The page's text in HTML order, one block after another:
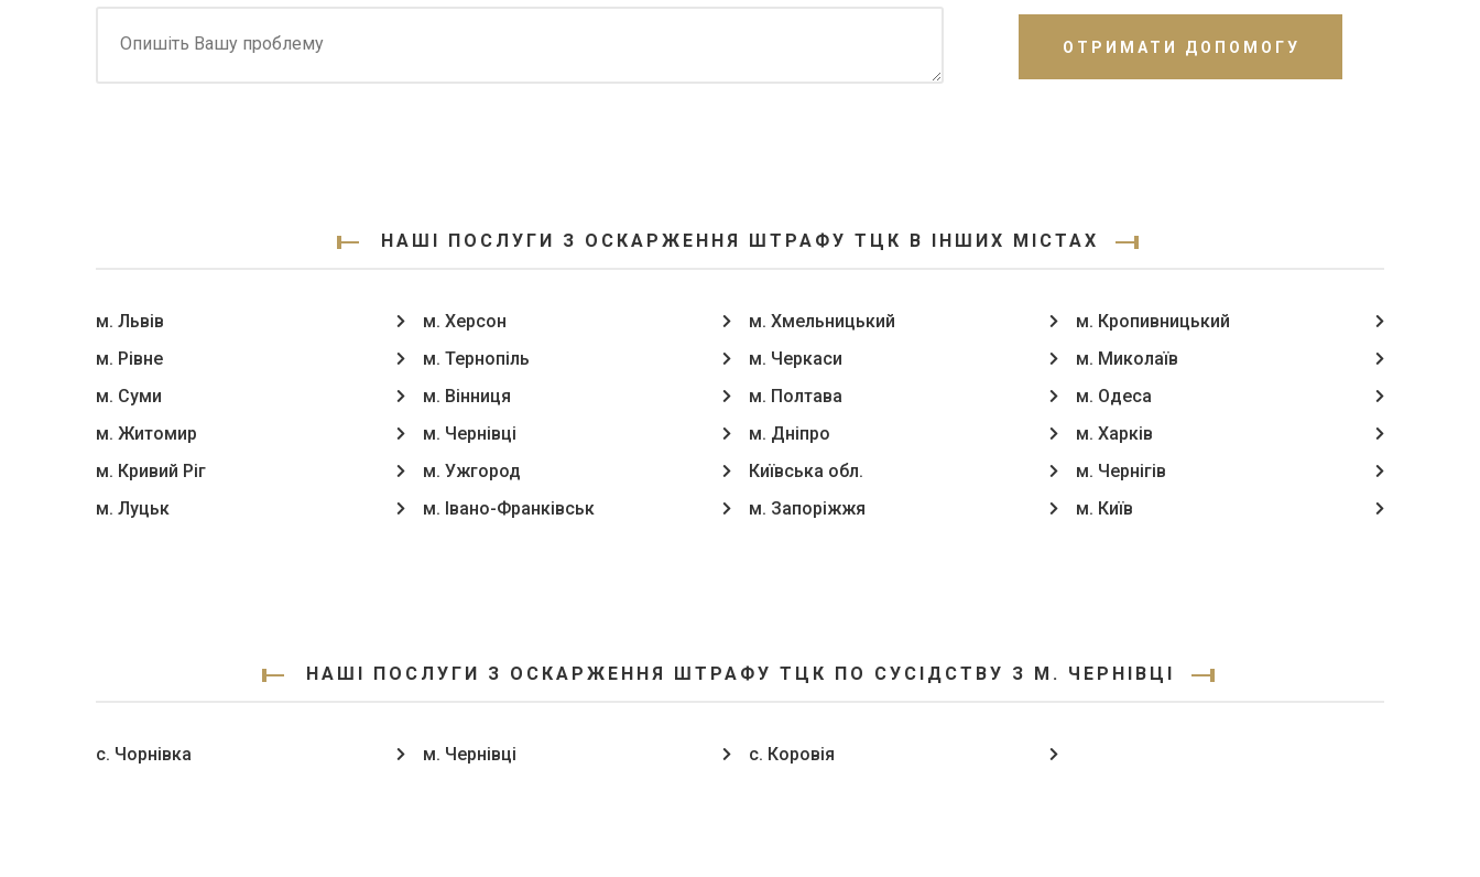
ОТРИМАТИ ДОПОМОГУ
НАШІ ПОСЛУГИ З ОСКАРЖЕННЯ ШТРАФУ ТЦК В ІНШИХ МІСТАХ
м. Львів
м. Рівне
м. Суми
м. Житомир
м. Кривий Ріг
м. Луцьк
м. Херсон
м. Тернопіль
м. Вінниця
м. Чернівці
м. Ужгород
м. Івано-Франківськ
м. Хмельницький
м. Черкаси
м. Полтава
м. Дніпро
Київська обл.
м. Запоріжжя
м. Кропивницький
м. Миколаїв
м. Одеса
м. Харків
м. Чернігів
м. Київ
НАШІ ПОСЛУГИ З ОСКАРЖЕННЯ ШТРАФУ ТЦК ПО СУСІДСТВУ З М. ЧЕРНІВЦІ
с. Чорнівка м. Чернівці с. Коровія